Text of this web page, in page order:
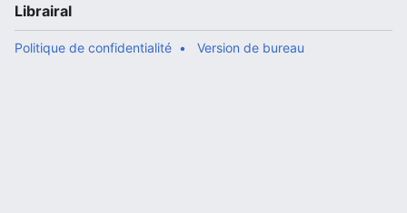
Librairal
Politique de confidentialité Version de bureau